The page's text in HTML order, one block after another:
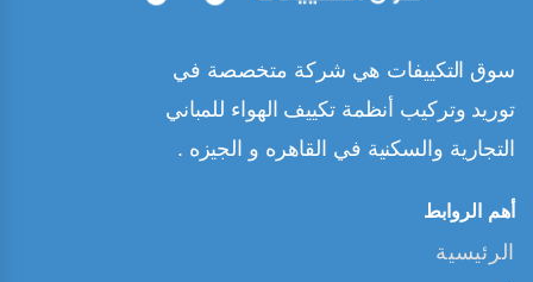
سوق التكييفات هي شركة متخصصة في
توريد وتركيب أنظمة تكييف الهواء للمباني
التجارية والسكنية في القاهره و الجيزه .
أهم الروابط
الرئيسية